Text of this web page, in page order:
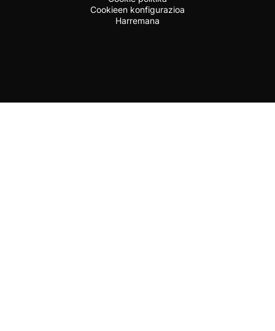
Cookieen konfigurazioa
Harremana